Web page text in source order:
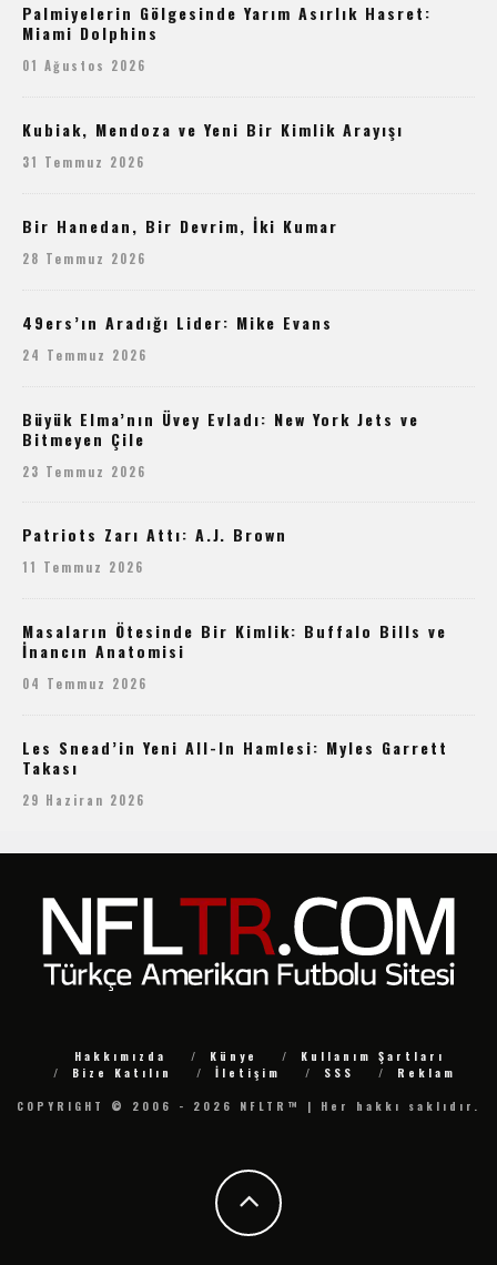
Palmiyelerin Gölgesinde Yarım Asırlık Hasret:
Miami Dolphins
01 Ağustos 2026
Kubiak, Mendoza ve Yeni Bir Kimlik Arayışı
31 Temmuz 2026
Bir Hanedan, Bir Devrim, İki Kumar
28 Temmuz 2026
49ers’ın Aradığı Lider: Mike Evans
24 Temmuz 2026
Büyük Elma’nın Üvey Evladı: New York Jets ve
Bitmeyen Çile
23 Temmuz 2026
Patriots Zarı Attı: A.J. Brown
11 Temmuz 2026
Masaların Ötesinde Bir Kimlik: Buffalo Bills ve
İnancın Anatomisi
04 Temmuz 2026
Les Snead’in Yeni All-In Hamlesi: Myles Garrett
Takası
29 Haziran 2026
Hakkımızda Künye
Kullanım Şartları
Bize Katılın
İletişim SSS
Reklam
COPYRIGHT © 2006 - 2026 NFLTR™ | Her hakkı saklıdır.